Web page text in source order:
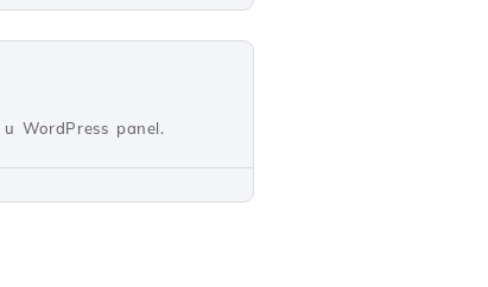
WordPress panel.